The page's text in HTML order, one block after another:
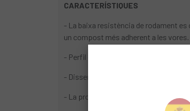
CARACTERÍSTIQUES
- La baixa resistència de rodament
un compost més adherent a les vores.
- Perfil de compost optimitzat que
- Disseny específic-Endurance dels
- La protecció antipunxades Race